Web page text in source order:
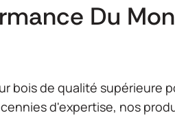
Du
bois de qualité supérieure
d'expertise, nos